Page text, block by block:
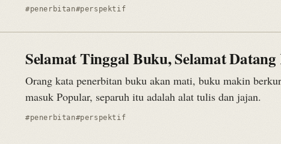
#penerbitan#perspektif
Selamat Tinggal Buku, Selamat
Orang kata penerbitan buku akan mati, buku makin
masuk Popular, separuh itu adalah alat tulis dan jajan.
#penerbitan#perspektif